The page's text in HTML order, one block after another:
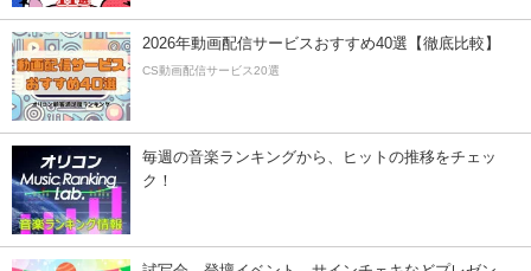
2026年動画配信サービスおすすめ40選【徹底比較】
CS動画配信サービス20選
毎週の音楽ランキングから、ヒットの推移をチェッ
ク！